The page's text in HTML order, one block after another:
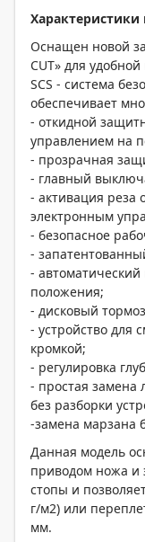
Характеристики
Оснащен новой
CUT» для
SCS - система
обеспечивает
- откидной
управлением на
- прозрачная
- главный
- активация реза
электронным
- безопасное
-
- автоматический
положения;
- дисковый
- устройство для
кромкой;
- регулировка
- простая
без разборки
-замена марзана
Данная модель
приводом ножа и
стопы и
г/м2) или
мм.